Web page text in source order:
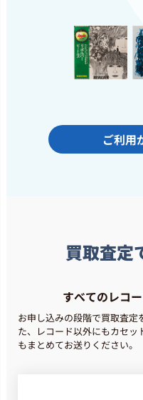
ご利用
買取査定
すべてのレコ
お申し込みの段階で買取査定
た、レコード以外にもカセ
もまとめてお送りください。